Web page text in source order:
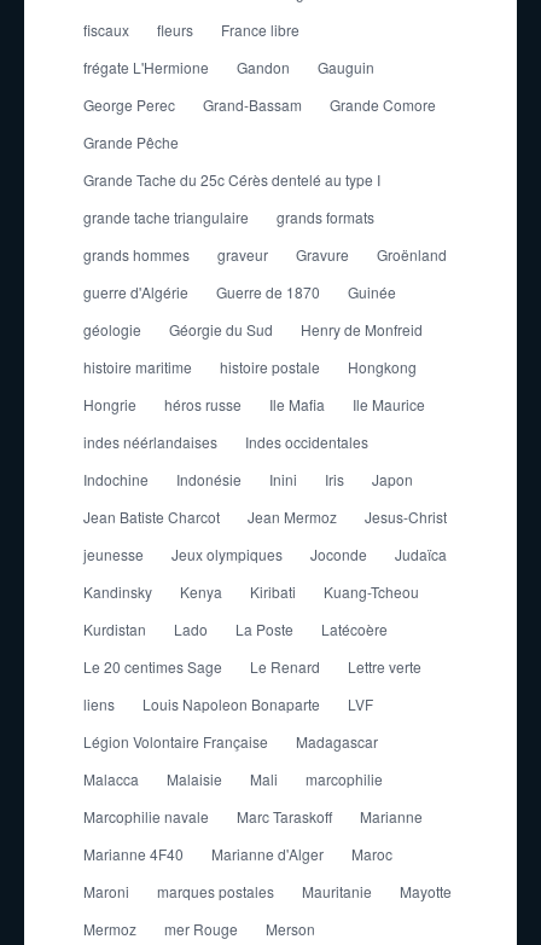
fiscaux
fleurs
France libre
frégate L'Hermione
Gandon
Gauguin
George Perec
Grand-Bassam
Grande Comore
Grande Pêche
Grande Tache du 25c Cérès dentelé au type I
grande tache triangulaire
grands formats
grands hommes
graveur Gravure
Groënland
guerre d'Algérie
Guerre de 1870
Guinée
géologie
Géorgie du Sud
Henry de Monfreid
histoire maritime
histoire postale
Hongkong
Hongrie
héros russe Ile Mafia
Ile Maurice
indes néérlandaises
Indes occidentales
Indochine
Indonésie Inini Iris
Japon
Jean Batiste Charcot
Jean Mermoz
Jesus-Christ
jeunesse
Jeux olympiques Joconde
Judaïca
Kandinsky
Kenya Kiribati
Kuang-Tcheou
Kurdistan
Lado La Poste
Latécoère
Le 20 centimes Sage
Le Renard
Lettre verte
liens
Louis Napoleon Bonaparte
LVF
Légion Volontaire Française
Madagascar
Malacca
Malaisie Mali
marcophilie
Marcophilie navale
Marc Taraskoff
Marianne
Marianne 4F40
Marianne d'Alger
Maroc
Maroni
marques postales Mauritanie
Mayotte
Mermoz
mer Rouge
Merson